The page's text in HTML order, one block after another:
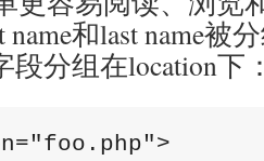
和last name被
段分组在location下